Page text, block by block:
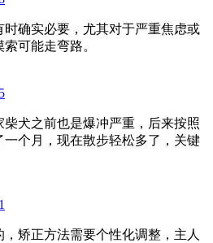
时确实必要，尤其对于严重焦虑或
可能走弯路。
犬之前也是爆冲严重，后来按照
一个月，现在散步轻松多了，关键
矫正方法需要个性化调整，主人